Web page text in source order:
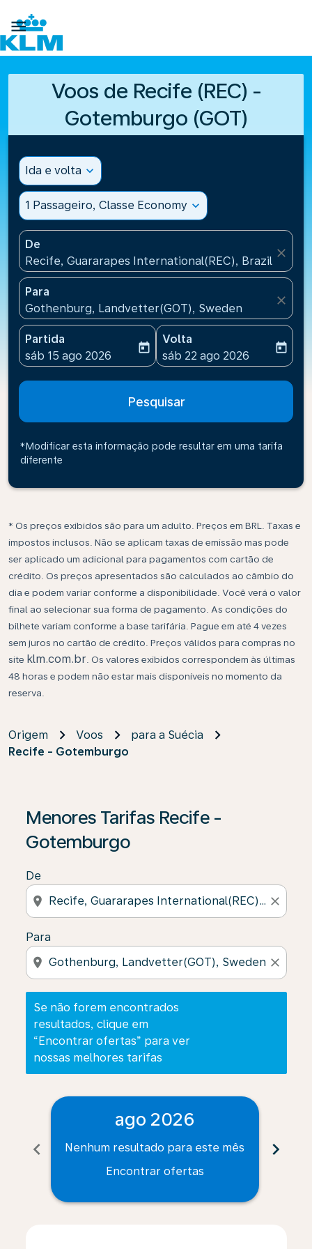

Voos de Recife (REC) -
Gotemburgo (GOT)
Ida e volta expand_more
1 Passageiro, Classe Economy expand_more
De
Recife, Guararapes International(REC), Brazil
close
Para
Gothenburg, Landvetter(GOT), Sweden
close
Partida
fc-booking-departure-date-aria-label
sáb 15 ago 2026
today
Volta
fc-booking-return-date-
sáb 22 ago 2026
today
Pesquisar
*Modificar esta informação pode resultar em uma tarifa
diferente
* Os preços exibidos são para um adulto. Preços em BRL. Taxas e
impostos inclusos. Não se aplicam taxas de emissão mas pode
ser aplicado um adicional para pagamentos com cartão de
crédito. Os preços apresentados são calculados ao câmbio do
dia e podem variar conforme a disponibilidade. Você verá o valor
final ao selecionar sua forma de pagamento. As condições do
bilhete variam conforme a base tarifária. Pague em até 4 vezes
sem juros no cartão de crédito. Preços válidos para compras no
site klm.com.br . Os valores exibidos correspondem às últimas
48 horas e podem não estar mais disponíveis no momento da
reserva.
Origem Voos
para a Suécia
Recife - Gotemburgo
Menores Tarifas Recife -
Gotemburgo
De
location_on close
Para
location_on close
Se não forem encontrados
resultados, clique em
“Encontrar ofertas” para ver
nossas melhores tarifas
Se não forem encontrados resultados, clique em
chevron_left
ago 2026
Nenhum resultado para este mês
Encontrar ofertas
chevron_right